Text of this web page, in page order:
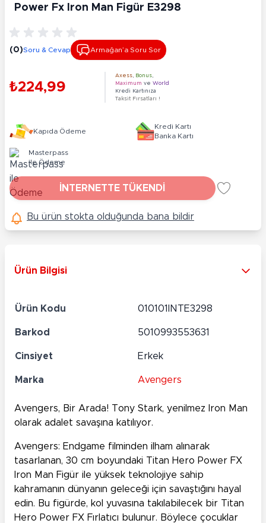
Power Fx Iron Man Figür E3298
(0)Soru & Cevap Armağan’a Soru Sor
₺224,99
Axess Bonus
Maximum ve World
Kredi Kartınıza
Taksit Fırsatları !
Kapıda Ödeme
Kredi Kartı
Banka Kartı
Masterpass
ile Ödeme
İNTERNETTE TÜKENDİ
Bu ürün stokta olduğunda bana bildir
Ürün Bilgisi
Ürün Kodu 010101INTE3298
Barkod 5010993553631
Cinsiyet Erkek
Marka Avengers
Avengers, Bir Arada! Tony Stark, yenilmez Iron Man
olarak adalet savaşına katılıyor.
Avengers: Endgame filminden ilham alınarak
tasarlanan, 30 cm boyundaki Titan Hero Power FX
Iron Man Figür ile yüksek teknolojiye sahip
kahramanın dünyanın geleceği için savaştığını hayal
edin. Bu figürde, kol yuvasına takılabilecek bir Titan
Hero Power FX Fırlatıcı bulunur. Böylece çocuklar